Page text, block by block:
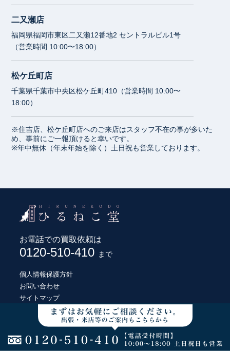
二又瀬店
福岡県福岡市東区二又瀬12番地2 セントラルビル1号
（営業時間 10:00〜18:00）
松ケ丘町店
千葉県千葉市中央区松ケ丘町410（営業時間 10:00〜
18:00）
※住吉店、松ケ丘町店へのご来店はスタッフ不在の事が多いた
め、事前にご一報頂けると幸いです。
※年中無休（年末年始を除く）土日祝も営業しております。
お電話での買取依頼は
0120-510-410 まで
個人情報保護方針
お問い合わせ
サイトマップ
© HIRUNEKODO CO., LTD.